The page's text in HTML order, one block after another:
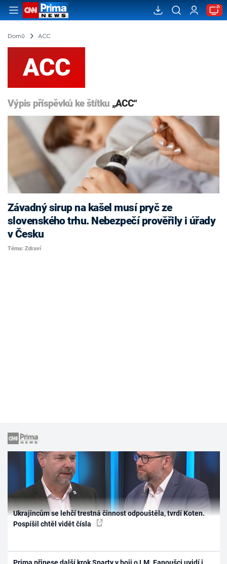
Domů ACC
ACC
Výpis příspěvků ke štítku „ACC“
Závadný sirup na kašel musí pryč ze
slovenského trhu. Nebezpečí prověřily i úřady
v Česku
Téma: Zdraví
Ukrajincům se lehčí trestná činnost odpouštěla, tvrdí Koten.
Pospíšil chtěl vidět čísla